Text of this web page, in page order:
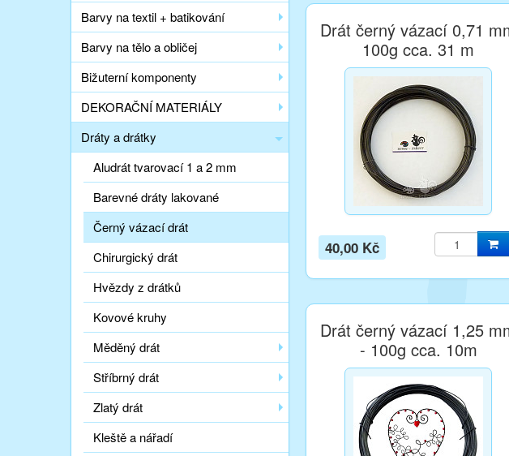
Barvy na textil + batikování
Barvy na tělo a obličej
Bižuterní komponenty
DEKORAČNÍ MATERIÁLY
Dráty a drátky
Aludrát tvarovací 1 a 2 mm
Barevné dráty lakované
Černý vázací drát
Chirurgický drát
Hvězdy z drátků
Kovové kruhy
Měděný drát
Stříbrný drát
Zlatý drát
Kleště a nářadí
Drát černý vázací 0,71
100g cca. 31 m
40,00 Kč
Drát černý vázací 1,25
- 100g cca. 10m